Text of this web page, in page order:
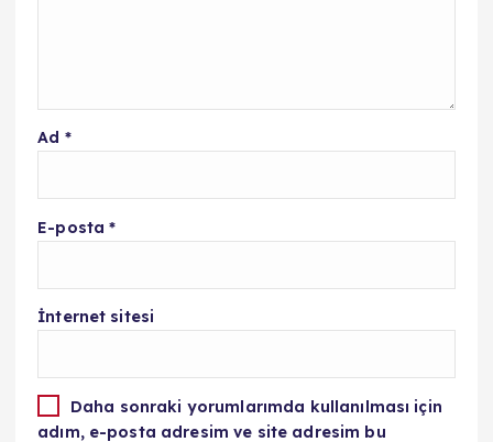
Ad *
E-posta*
İnternet sitesi
Daha sonraki yorumlarımda kullanılması için
adım, e-posta adresim ve site adresim bu